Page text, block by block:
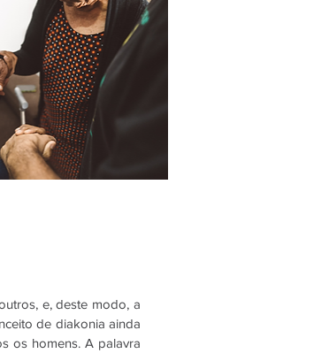
e, deste modo, a
de diakonia ainda
os homens. A palavra